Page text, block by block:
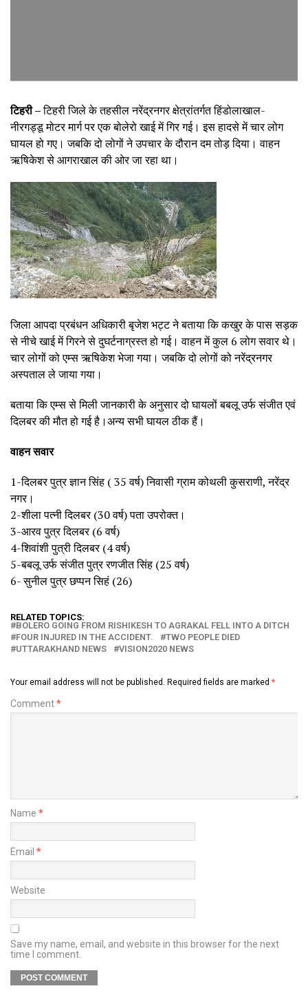
टिहरी –टिहरी जिले के तहसील नरेंद्रनगर क्षेत्रांतर्गत हिंडोलाखाल-
नीरगड्डू मोटर मार्ग पर एक बोलेरो खाई में गिर गई। इस हादसे में चार लोग
घायल हो गए। जबकि दो लोगों ने उपचार के दौरान दम तोड़ दिया। वाहन
ऋषिकेश से आगराखाल की ओर जा रहा था।
जिला आपदा प्रबंधन अधिकारी बृजेश भट्ट ने बताया कि कखुर के पास सड़क
से नीचे खाई में गिरने से दुघर्टनाग्रस्त हो गई। वाहन में कुल 6 लोग सवार थे।
चार लोगों को एम्स ऋषिकेश भेजा गया। जबकि दो लोगों को नरेंद्रनगर
अस्पताल ले जाया गया।
बताया कि एम्स से मिली जानकारी के अनुसार दो घायलों बबलू उर्फ संजीत एवं
दिलबर की मौत हो गई है।अन्य सभी घायल ठीक हैं।
वाहन सवार
1-दिलबर पुत्र ज्ञान सिंह ( 35 वर्ष) निवासी ग्राम कोथली कुसराणी, नरेंद्र
नगर।
2-शीला पत्नी दिलबर (30 वर्ष) पता उपरोक्त।
3-आरव पुत्र दिलबर (6 वर्ष)
4-शिवांशी पुत्री दिलबर (4 वर्ष)
5-बबलू उर्फ संजीत पुत्र रणजीत सिंह (25 वर्ष)
6- सुनील पुत्र छप्पन सिहं (26)
RELATED TOPICS:
BOLERO GOING FROM RISHIKESH TO AGRAKAL FELL INTO A DITCH
FOUR INJURED IN THE ACCIDENT.
TWO PEOPLE DIED
UTTARAKHAND NEWS
VISION2020 NEWS
Your email address will not be published. Required fields are marked *
Comment*
Name *
Email *
Website
Save my name, email, and website in this browser for the next
time I comment.